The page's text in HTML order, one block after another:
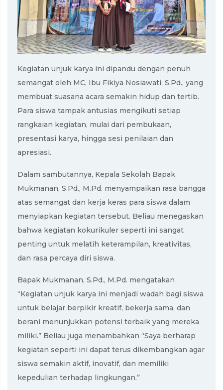
Kegiatan unjuk karya ini dipandu dengan penuh
semangat oleh MC, Ibu Fikiya Nosiawati, S.Pd., yang
membuat suasana acara semakin hidup dan tertib.
Para siswa tampak antusias mengikuti setiap
rangkaian kegiatan, mulai dari pembukaan,
presentasi karya, hingga sesi penilaian dan
apresiasi.
Dalam sambutannya, Kepala Sekolah Bapak
Mukmanan, S.Pd., M.Pd. menyampaikan rasa bangga
atas semangat dan kerja keras para siswa dalam
menyiapkan kegiatan tersebut. Beliau menegaskan
bahwa kegiatan kokurikuler seperti ini sangat
penting untuk melatih keterampilan, kreativitas,
dan rasa percaya diri siswa.
Bapak Mukmanan, S.Pd., M.Pd. mengatakan
“Kegiatan unjuk karya ini menjadi wadah bagi siswa
untuk belajar berpikir kreatif, bekerja sama, dan
berani menunjukkan potensi terbaik yang mereka
miliki.” Beliau juga menambahkan “Saya berharap
kegiatan seperti ini dapat terus dikembangkan agar
siswa semakin aktif, inovatif, dan memiliki
kepedulian terhadap lingkungan.”